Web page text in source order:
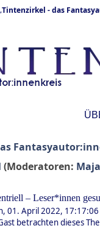
Tintenzirkel - das
(Moderatoren: Maja
– Leser*innen
01. April 2022, 17:17:06
betrachten dieses